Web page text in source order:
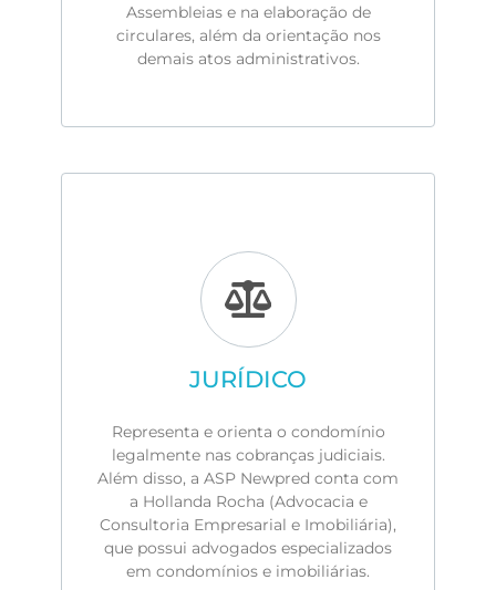
Assembleias e na elaboração de
circulares, além da orientação nos
demais atos administrativos.
JURÍDICO
Representa e orienta o condomínio
legalmente nas cobranças judiciais.
Além disso, a ASP Newpred conta com
a Hollanda Rocha (Advocacia e
Consultoria Empresarial e Imobiliária),
que possui advogados especializados
em condomínios e imobiliárias.